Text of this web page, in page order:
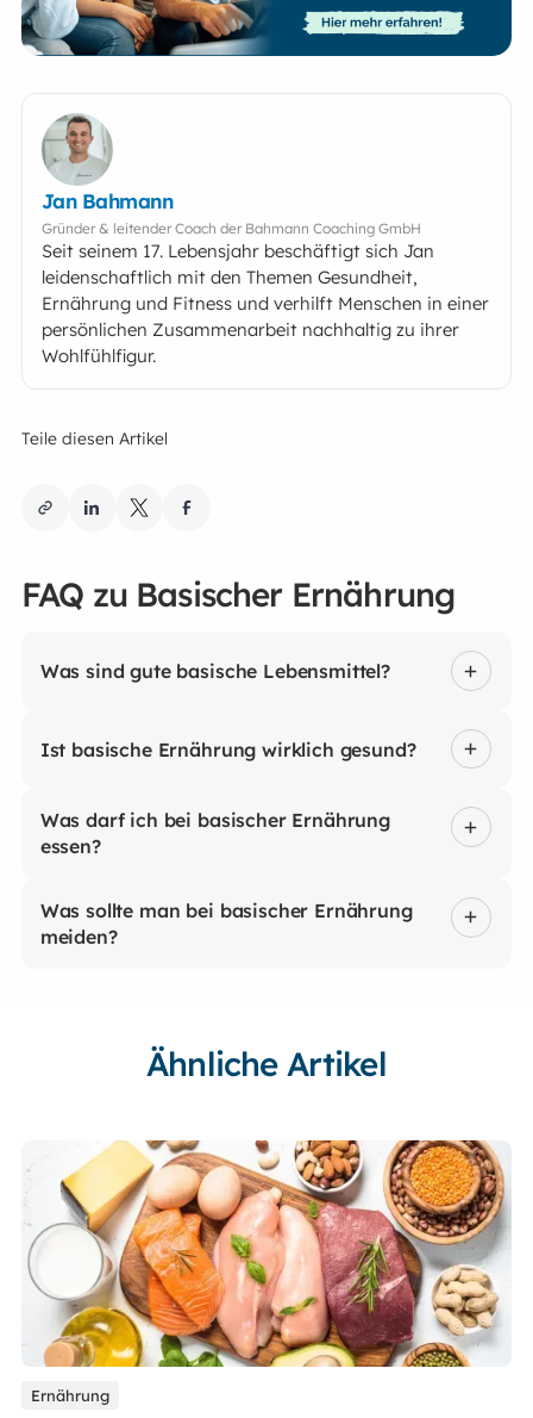
Jan Bahmann
Gründer & leitender Coach der Bahmann Coaching GmbH
Seit seinem 17. Lebensjahr beschäftigt sich Jan
leidenschaftlich mit den Themen Gesundheit,
Ernährung und Fitness und verhilft Menschen in einer
persönlichen Zusammenarbeit nachhaltig zu ihrer
Wohlfühlfigur.
Teile diesen Artikel
FAQ zu Basischer Ernährung
Was sind gute basische Lebensmittel?
Ist basische Ernährung wirklich gesund?
Was darf ich bei basischer Ernährung
essen?
Was sollte man bei basischer Ernährung
meiden?
Ähnliche Artikel
Ernährung